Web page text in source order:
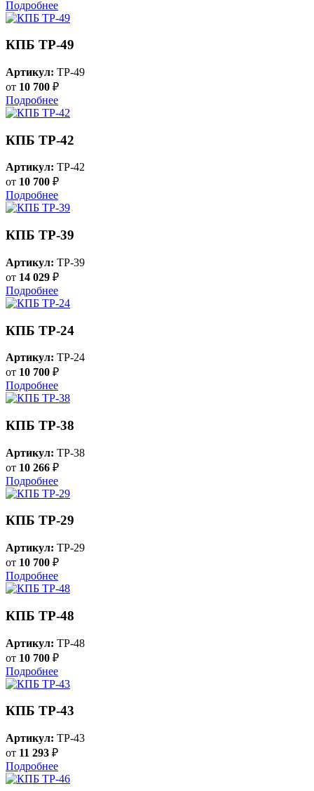
Подробнее
КПБ ТР-49
Артикул: TP-49
от 10 700 ₽
Подробнее
КПБ ТР-42
Артикул: TP-42
от 10 700 ₽
Подробнее
КПБ ТР-39
Артикул: TP-39
от 14 029 ₽
Подробнее
КПБ ТР-24
Артикул: TP-24
от 10 700 ₽
Подробнее
КПБ ТР-38
Артикул: TP-38
от 10 266 ₽
Подробнее
КПБ ТР-29
Артикул: TP-29
от 10 700 ₽
Подробнее
КПБ ТР-48
Артикул: TP-48
от 10 700 ₽
Подробнее
КПБ ТР-43
Артикул: TP-43
от 11 293 ₽
Подробнее